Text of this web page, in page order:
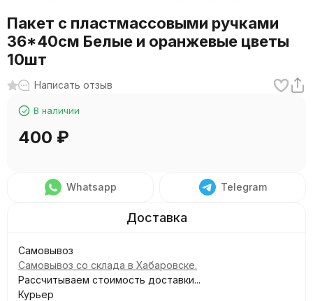
Пакет с пластмассовыми ручками
36*40см Белые и оранжевые цветы
10шт
Написать отзыв
В наличии
400 ₽
Whatsapp Telegram
Самовывоз
Самовывоз со склада в Хабаровске.
Рассчитываем стоимость доставки...
Курьер